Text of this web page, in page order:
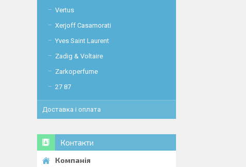
Vertus
Xerjoff Casamorati
Yves Saint Laurent
Zadig & Voltaire
Zarkoperfume
27 87
Доставка і оплата
Контакти